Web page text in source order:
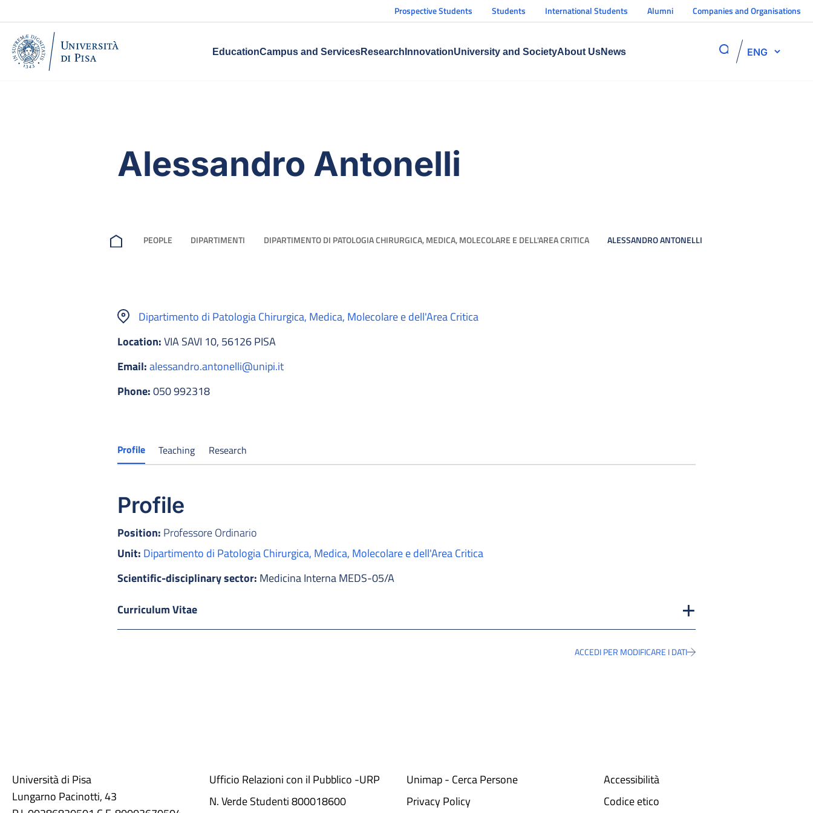
Prospective Students Students International Students Alumni Companies and Organisations
EducationCampus and ServicesResearch InnovationUniversity and SocietyAbout UsNews ENG
Alessandro Antonelli
PEOPLE DIPARTIMENTI DIPARTIMENTO DI PATOLOGIA CHIRURGICA, MEDICA, MOLECOLARE E DELL'AREA CRITICA ALESSANDRO ANTONELLI
Dipartimento di Patologia Chirurgica, Medica, Molecolare e dell'Area Critica
Location:VIA SAVI 10, 56126 PISA
Email:alessandro.antonelli@unipi.it
Phone:050 992318
Profile Teaching Research
Profile
Position: Professore Ordinario
Unit: Dipartimento di Patologia Chirurgica, Medica, Molecolare e dell'Area Critica
Scientific-disciplinary sector: Medicina Interna MEDS-05/A
Curriculum Vitae
ACCEDI PER MODIFICARE I DATI
Università di Pisa
Lungarno Pacinotti, 43
Ufficio Relazioni con il Pubblico -URP
N. Verde Studenti 800018600​
Unimap - Cerca Persone
Privacy Policy
Accessibilità
Codice etico